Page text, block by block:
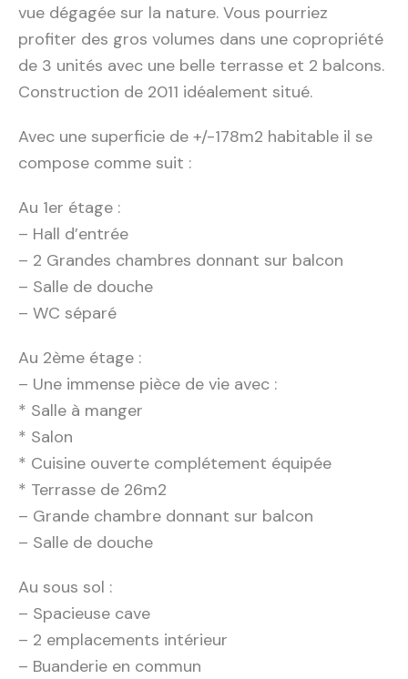
vue dégagée sur la nature. Vous pourriez
profiter des gros volumes dans une copropriété
de 3 unités avec une belle terrasse et 2 balcons.
Construction de 2011 idéalement situé.
Avec une superficie de +/-178m2 habitable il se
compose comme suit :
Au 1er étage :
– Hall d’entrée
– 2 Grandes chambres donnant sur balcon
– Salle de douche
– WC séparé
Au 2ème étage :
– Une immense pièce de vie avec :
* Salle à manger
* Salon
* Cuisine ouverte complétement équipée
* Terrasse de 26m2
– Grande chambre donnant sur balcon
– Salle de douche
Au sous sol :
– Spacieuse cave
– 2 emplacements intérieur
– Buanderie en commun